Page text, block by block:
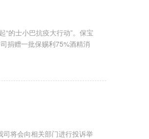
的士小巴抗疫大行动”。保宝
捐赠一批保赐利75%酒精消
将会向相关部门进行投诉举